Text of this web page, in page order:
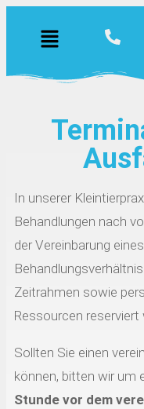
In unserer
Behandlungen nach
der Vereinbarung
Zeitrahmen sowie
Ressourcen reserviert
Sollten Sie einen
können, bitten wir um
Stunde vor dem